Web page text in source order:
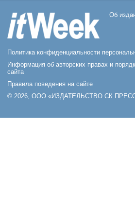
Об
Политика конфиденциальности
Информация об авторских правах и
сайта
Правила поведения на сайте
© 2026, ООО «ИЗДАТЕЛЬСТВО СК